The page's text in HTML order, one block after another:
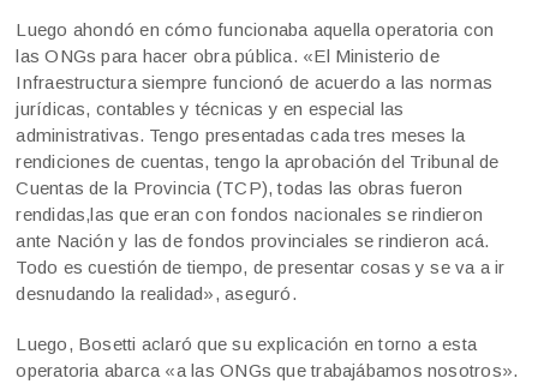
Luego ahondó en cómo funcionaba aquella operatoria con
las ONGs para hacer obra pública. «El Ministerio de
Infraestructura siempre funcionó de acuerdo a las normas
jurídicas, contables y técnicas y en especial las
administrativas. Tengo presentadas cada tres meses la
rendiciones de cuentas, tengo la aprobación del Tribunal de
Cuentas de la Provincia (TCP), todas las obras fueron
rendidas,las que eran con fondos nacionales se rindieron
ante Nación y las de fondos provinciales se rindieron acá.
Todo es cuestión de tiempo, de presentar cosas y se va a ir
desnudando la realidad», aseguró.
Luego, Bosetti aclaró que su explicación en torno a esta
operatoria abarca «a las ONGs que trabajábamos nosotros».